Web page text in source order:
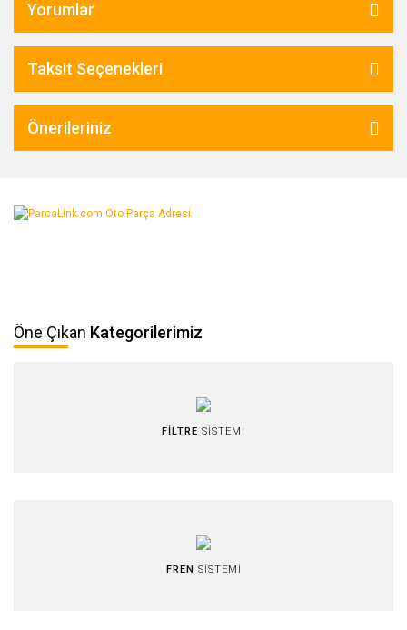
Yorumlar
Taksit Seçenekleri
Önerileriniz
Öne Çıkan Kategorilerimiz
FİLTRE SİSTEMİ
FREN SİSTEMİ